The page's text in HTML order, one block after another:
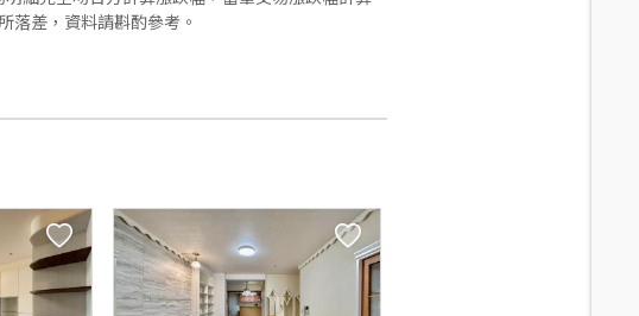
落差，資料請斟酌參考。